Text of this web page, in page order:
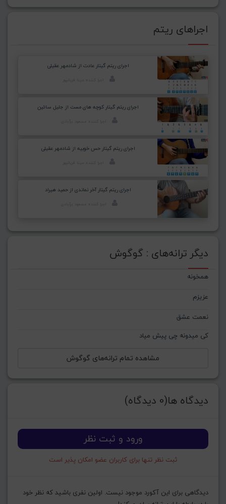
اجراهای ریتم
اجرای ریتم گیتار عادت از شادمهر عقیلی
اجرای ریتم گیتار کوچه های مست از جلیل سائین
اجرای ریتم گیتار حس خوبیه از شادمهر عقیلی
اجرای ریتم گیتار آخر نماندی از حمید هیراد
دیگر ترانه‌های : گوگوش
همخونه
عزیزم
نعمت عشق
کی میدونه چی پیش میاد
مشاهده تمام ترانه‌های گوگوش
دیدگاه ها(0 دیدگاه)
ورود و ثبت نظر
ثبت نظر تنها برای کاربران عضو امکان پذیر است
دیدگاهی برای این آکورد موجود نیست. اولین نفری باشید که نظر خود